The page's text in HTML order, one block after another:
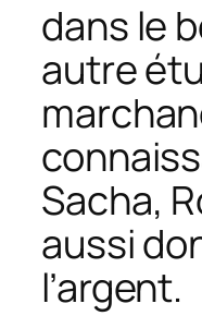
dans le
autre
Sacha,
aussi
l’argent.